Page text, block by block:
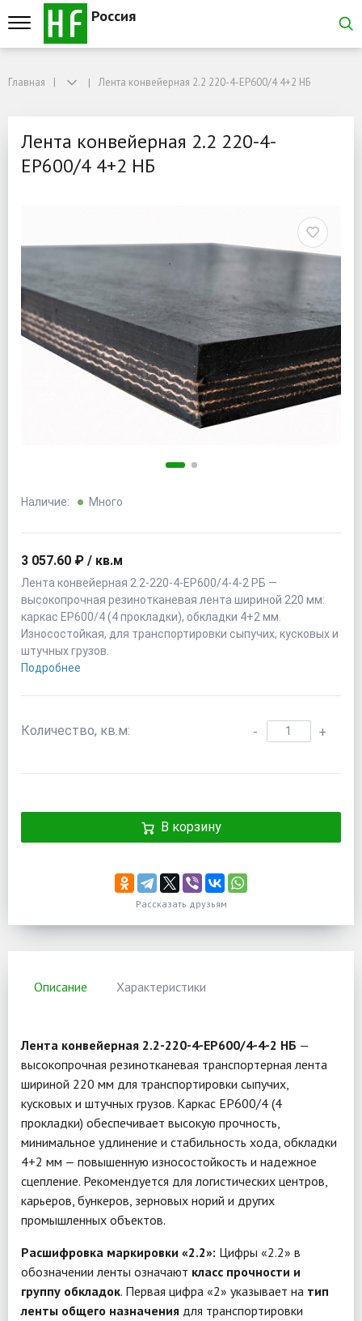
Россия
Лента конвейерная 2.2 220-4-EP600/4 4+2 НБ
Главная Лента конвейерная 2.2 220-4-EP600/4 4+2 НБ
Лента конвейерная 2.2 220-4-
EP600/4 4+2 НБ
Наличие: Много
3 057.60 ₽ / кв.м
Лента конвейерная 2.2-220-4-EP600/4-4-2 РБ —
высокопрочная резинотканевая лента шириной 220 мм:
каркас EP600/4 (4 прокладки), обкладки 4+2 мм.
Износостойкая, для транспортировки сыпучих, кусковых и
штучных грузов.
Подробнее
Количество, кв.м: - +
В корзину
Рассказать друзьям
Описание Характеристики
Лента конвейерная 2.2-220-4-EP600/4-4-2 НБ —
высокопрочная резинотканевая транспортерная лента
шириной 220 мм для транспортировки сыпучих,
кусковых и штучных грузов. Каркас EP600/4 (4
прокладки) обеспечивает высокую прочность,
минимальное удлинение и стабильность хода, обкладки
4+2 мм — повышенную износостойкость и надежное
сцепление. Рекомендуется для логистических центров,
карьеров, бункеров, зерновых норий и других
промышленных объектов.
Расшифровка маркировки «2.2»: Цифры «2.2» в
обозначении ленты означают класс прочности и
группу обкладок. Первая цифра «2» указывает на тип
ленты общего назначения для транспортировки